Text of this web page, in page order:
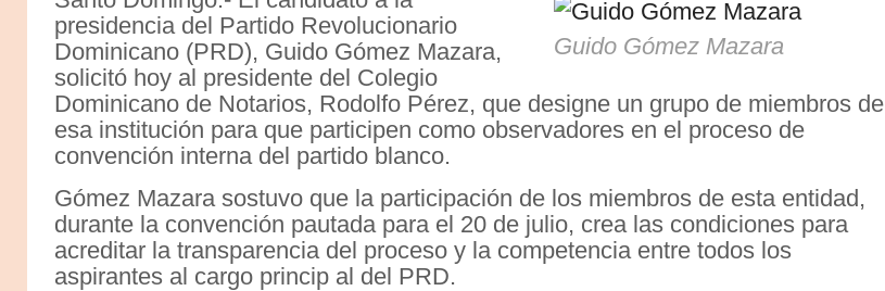
Guido Gómez Mazara
presidencia del Partido Revolucionario
Dominicano (PRD), Guido Gómez Mazara,
solicitó hoy al presidente del Colegio
Dominicano de Notarios, Rodolfo Pérez, que designe un grupo de miembros de
esa institución para que participen como observadores en el proceso de
convención interna del partido blanco.
Gómez Mazara sostuvo que la participación de los miembros de esta entidad,
durante la convención pautada para el 20 de julio, crea las condiciones para
acreditar la transparencia del proceso y la competencia entre todos los
aspirantes al cargo princip al del PRD.